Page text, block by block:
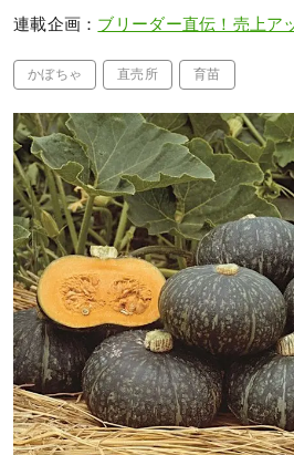
連載企画： ブリーダー直伝！売上ア
かぼちゃ 直売所 育苗